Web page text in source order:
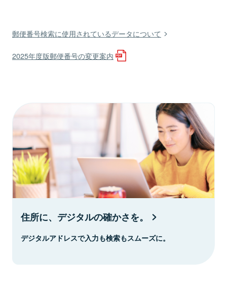
郵便番号検索に使用されているデータについて
2025年度版郵便番号の変更案内
住所に、デジタルの確かさを。
デジタルアドレスで入力も検索もスムーズに。